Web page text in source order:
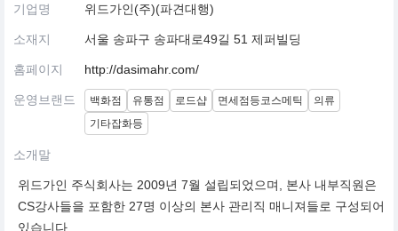
기업명 위드가인(주)(파견대행)
소재지 서울 송파구 송파대로49길 51 제퍼빌딩
홈페이지 http://dasimahr.com/
운영브랜드 백화점 유통점 로드샵 면세점등코스메틱
의류
기타잡화등
소개말
위드가인 주식회사는 2009년 7월 설립되었으며, 본사 내부직원은
CS강사들을 포함한 27명 이상의 본사 관리직 매니져들로 구성되어
있습니다.